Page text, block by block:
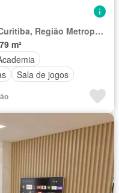
Região Geográfica Imediata de Curitiba, Região Metropolitana de Curitiba
m²
Sala de jogos